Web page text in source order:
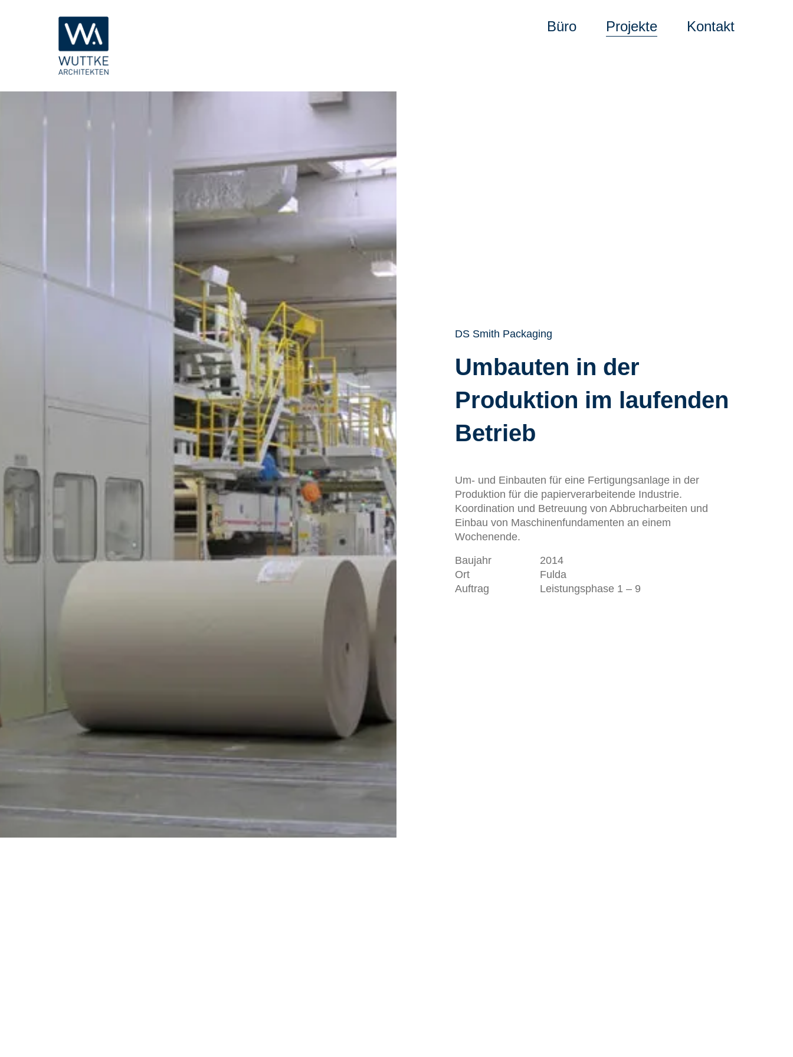
Büro Projekte Kontakt
DS Smith Packaging
Umbauten in der
Produktion im laufenden
Betrieb
Um- und Einbauten für eine Fertigungsanlage in der
Produktion für die papierverarbeitende Industrie.
Koordination und Betreuung von Abbrucharbeiten und
Einbau von Maschinenfundamenten an einem
Wochenende.
Baujahr
2014
Ort
Fulda
Auftrag
Leistungsphase 1 – 9